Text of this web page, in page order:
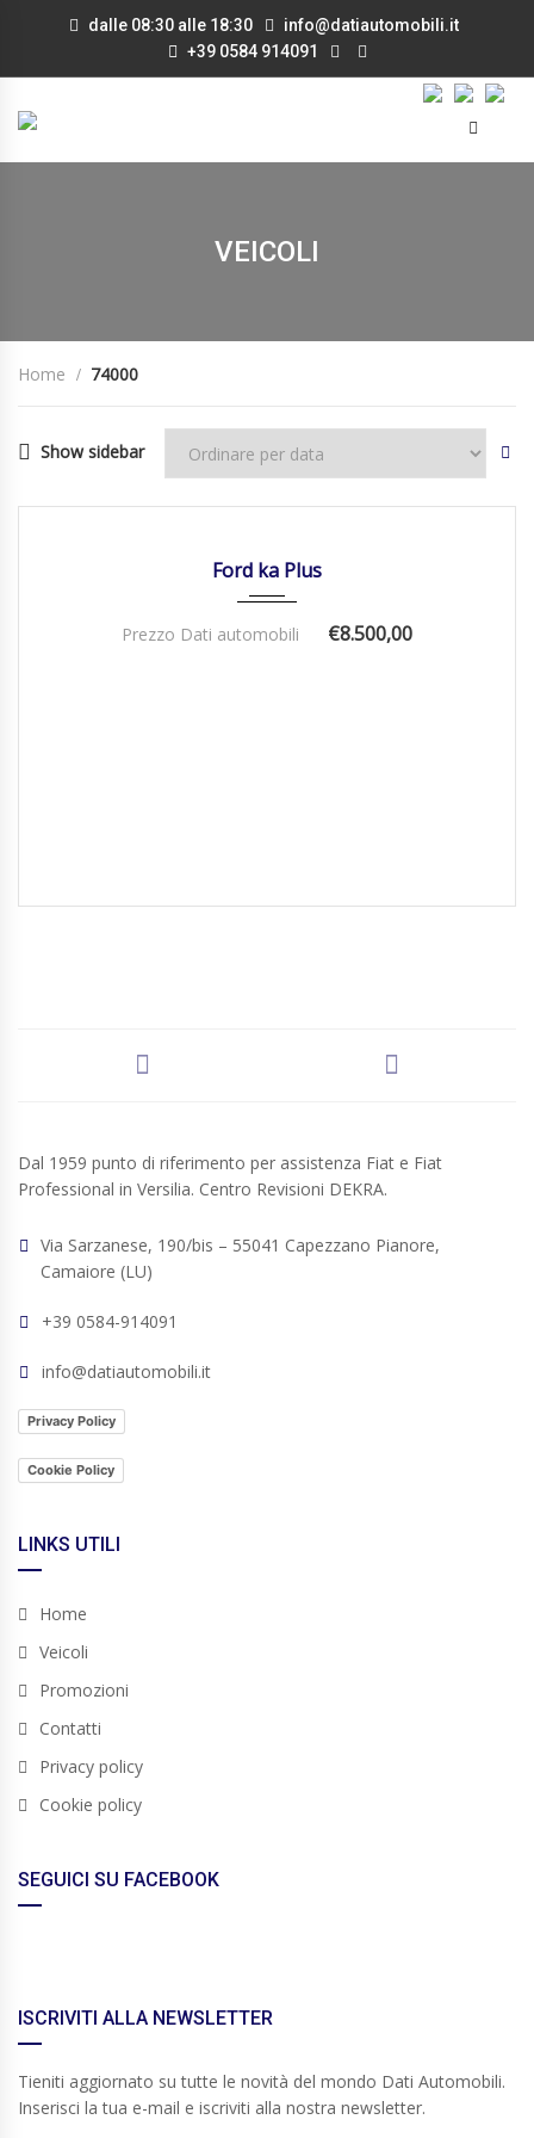
dalle 08:30 alle 18:30
info@datiautomobili.it
+39 0584 914091
VEICOLI
Home 74000
Show sidebar
Ford ka Plus
Prezzo Dati automobili €8.500,00
Dal 1959 punto di riferimento per assistenza Fiat e Fiat
Professional in Versilia. Centro Revisioni DEKRA.
Via Sarzanese, 190/bis – 55041 Capezzano Pianore,
Camaiore (LU)
+39 0584-914091
info@datiautomobili.it
Privacy Policy
Cookie Policy
LINKS UTILI
Home
Veicoli
Promozioni
Contatti
Privacy policy
Cookie policy
SEGUICI SU FACEBOOK
ISCRIVITI ALLA NEWSLETTER
Tieniti aggiornato su tutte le novità del mondo Dati Automobili.
Inserisci la tua e-mail e iscriviti alla nostra newsletter.